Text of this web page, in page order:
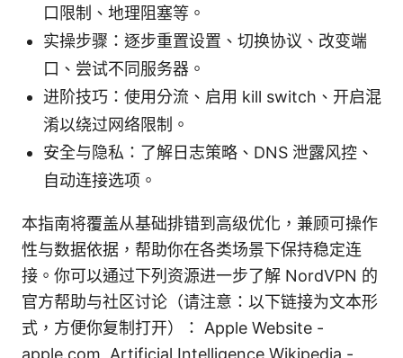
口限制、地理阻塞等。
实操步骤：逐步重置设置、切换协议、改变端
口、尝试不同服务器。
进阶技巧：使用分流、启用 kill switch、开启混
淆以绕过网络限制。
安全与隐私：了解日志策略、DNS 泄露风控、
自动连接选项。
本指南将覆盖从基础排错到高级优化，兼顾可操作
性与数据依据，帮助你在各类场景下保持稳定连
接。你可以通过下列资源进一步了解 NordVPN 的
官方帮助与社区讨论（请注意：以下链接为文本形
式，方便你复制打开）： Apple Website -
apple.com, Artificial Intelligence Wikipedia -